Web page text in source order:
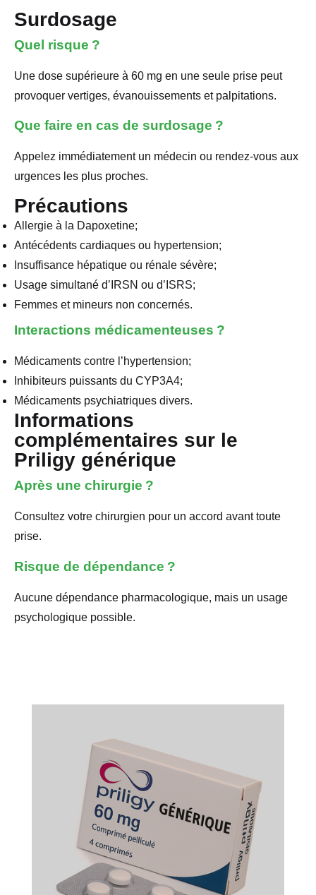
Surdosage
Quel risque ?
Une dose supérieure à 60 mg en une seule prise peut
provoquer vertiges, évanouissements et palpitations.
Que faire en cas de surdosage ?
Appelez immédiatement un médecin ou rendez-vous aux
urgences les plus proches.
Précautions
Allergie à la Dapoxetine;
Antécédents cardiaques ou hypertension;
Insuffisance hépatique ou rénale sévère;
Usage simultané d’IRSN ou d’ISRS;
Femmes et mineurs non concernés.
Interactions médicamenteuses ?
Médicaments contre l’hypertension;
Inhibiteurs puissants du CYP3A4;
Médicaments psychiatriques divers.
Informations
complémentaires sur le
Priligy générique
Après une chirurgie ?
Consultez votre chirurgien pour un accord avant toute
prise.
Risque de dépendance ?
Aucune dépendance pharmacologique, mais un usage
psychologique possible.